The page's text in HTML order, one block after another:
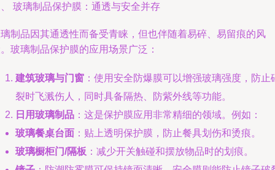
玻璃制品保护膜：通透与安全并存
制品因其通透性而备受青睐，但也伴随着易碎、易留痕的风
玻璃制品保护膜的应用场景广泛：
建筑玻璃与门窗 ：使用安全防爆膜可以增强玻璃强度，防止
裂时飞溅伤人，同时具备隔热、防紫外线等功能。
日用玻璃制品 ：这是保护膜应用非常精细的领域。例如：
玻璃餐桌台面 ：贴上透明保护膜，防止餐具划伤和烫痕。
玻璃橱柜门/隔板 ：减少开关触碰和摆放物品时的划痕。